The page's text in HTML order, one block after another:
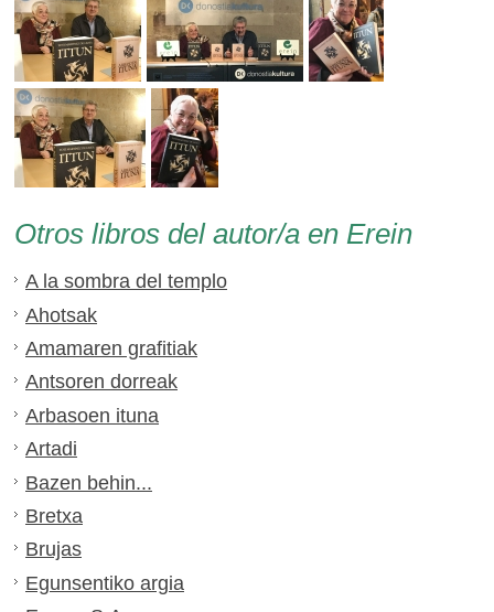
Otros libros del autor/a en Erein
A la sombra del templo
Ahotsak
Amamaren grafitiak
Antsoren dorreak
Arbasoen ituna
Artadi
Bazen behin...
Bretxa
Brujas
Egunsentiko argia